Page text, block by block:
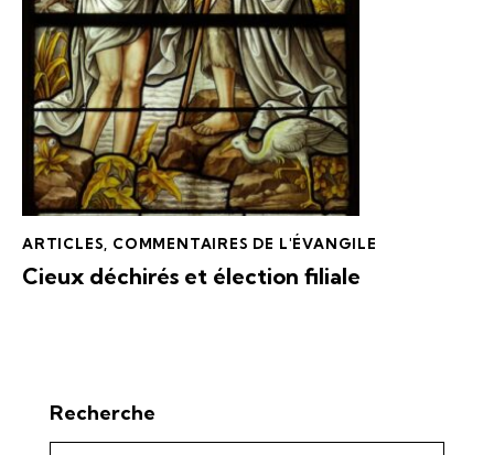
ARTICLES, COMMENTAIRES DE L'ÉVANGILE
Cieux déchirés et élection filiale
Recherche